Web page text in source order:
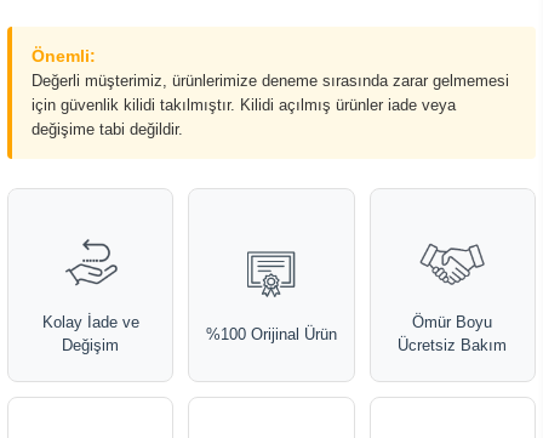
Önemli:
Değerli müşterimiz, ürünlerimize deneme sırasında zarar gelmemesi
için güvenlik kilidi takılmıştır. Kilidi açılmış ürünler iade veya
değişime tabi değildir.
Kolay İade ve
Değişim
%100 Orijinal Ürün
Ömür Boyu
Ücretsiz Bakım